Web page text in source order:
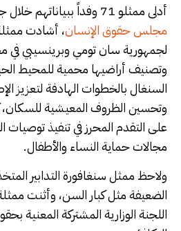
أدلى ممثلو 71 وفداً ببياناتهم خلال جلسة التحاور داخل
مجلس حقوق الإنسان، أشادت ممثلة
لجمهورية سان تومي وبرينسيبي في
وتصنيف أراضيها محمية للمحيط
السنغال بالخطوات الهادفة لتعزيز
وتحسين الظروف المعيشية للسكان،
على التقدم المحرز في تنفيذ توصيات
مجالات حماية النساء والأطفال.
ولاحظ ممثل سنغافورة التدابير
الضعيفة مثل كبار السن، وأثنت
اللجنة الوزارية المشتركة المعنية